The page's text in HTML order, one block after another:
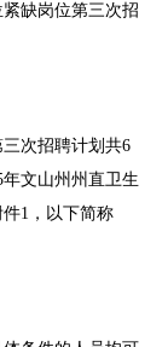
缺岗位第三次招
次招聘计划共6
文山州州直卫生
1，以下简称